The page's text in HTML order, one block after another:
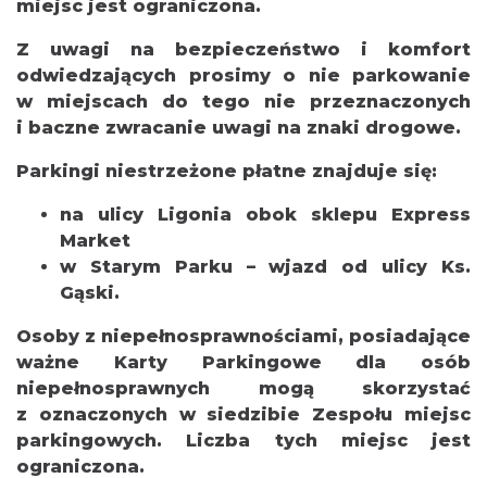
miejsc jest ograniczona.
Z uwagi na bezpieczeństwo i komfort
odwiedzających prosimy o nie parkowanie
w miejscach do tego nie przeznaczonych
i baczne zwracanie uwagi na znaki drogowe.
Parkingi niestrzeżone płatne znajduje się:
na ulicy Ligonia obok sklepu Express
Market
w Starym Parku – wjazd od ulicy Ks.
Gąski.
Osoby z niepełnosprawnościami, posiadające
ważne Karty Parkingowe dla osób
niepełnosprawnych mogą skorzystać
z oznaczonych w siedzibie Zespołu miejsc
parkingowych. Liczba tych miejsc jest
ograniczona.